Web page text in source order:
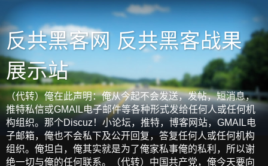
反共黑客网 反共黑客战果
展示站
（代转）俺在此声明：俺从今起不会发送，发帖，短消息，
推特私信或GMAIL电子邮件等各种形式发给任何人或任何机
构组织。那个Discuz！小论坛，推特，博客网站，GMAIL电
子邮箱，俺也不会私下及公开回复，答复任何人或任何机构
组织。俺坦白，俺其实就是为了俺家私事俺的私利，所以谢
绝一切与俺的任何联系。（代转）中国共产党，俺今天要向